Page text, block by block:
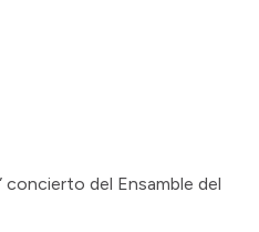
concierto del Ensamble del